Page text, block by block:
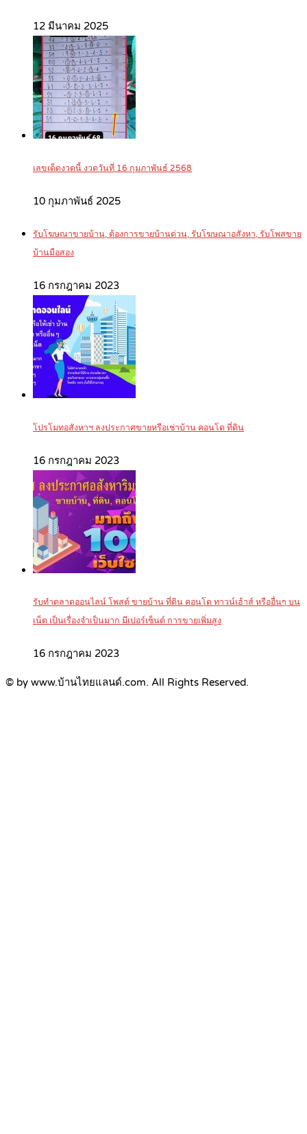
12 มีนาคม 2025
เลขเด็ดงวดนี้ งวดวันที่ 16 กุมภาพันธ์ 2568
10 กุมภาพันธ์ 2025
รับโฆษณาขายบ้าน, ต้องการขายบ้านด่วน, รับโฆษณาอสังหา, รับโพสขาย
บ้านมือสอง
16 กรกฎาคม 2023
โปรโมทอสังหาฯ ลงประกาศขายหรือเช่าบ้าน คอนโด ที่ดิน
16 กรกฎาคม 2023
รับทำตลาดออนไลน์ โพสต์ ขายบ้าน ที่ดิน คอนโด ทาวน์เฮ้าส์ หรืออื่นๆ บน
เน็ต เป็นเรื่องจำเป็นมาก มีเปอร์เซ็นต์ การขายเพิ่มสูง
16 กรกฎาคม 2023
© by www.บ้านไทยแลนด์.com. All Rights Reserved.